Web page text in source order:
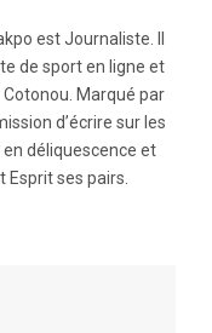
est Journaliste. Il
de sport en ligne et
Marqué par
d’écrire sur les
déliquescence et
Esprit ses pairs.